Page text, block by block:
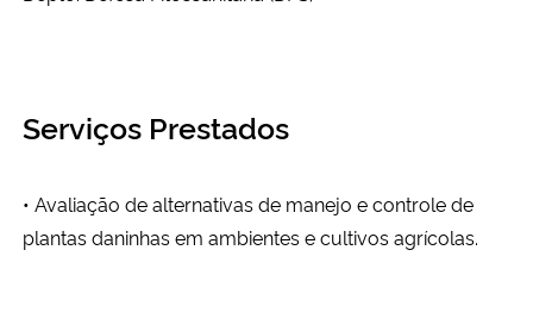
Controladoria-Geral da União
Ministério da Mulher, da Família e dos Direitos Humanos
Serviços Prestados
• Avaliação de alternativas de manejo e controle de
plantas daninhas em ambientes e cultivos agrícolas.